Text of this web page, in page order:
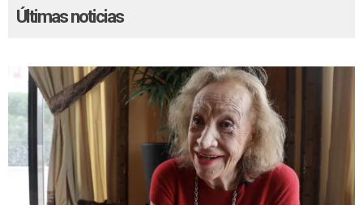
Últimas noticias